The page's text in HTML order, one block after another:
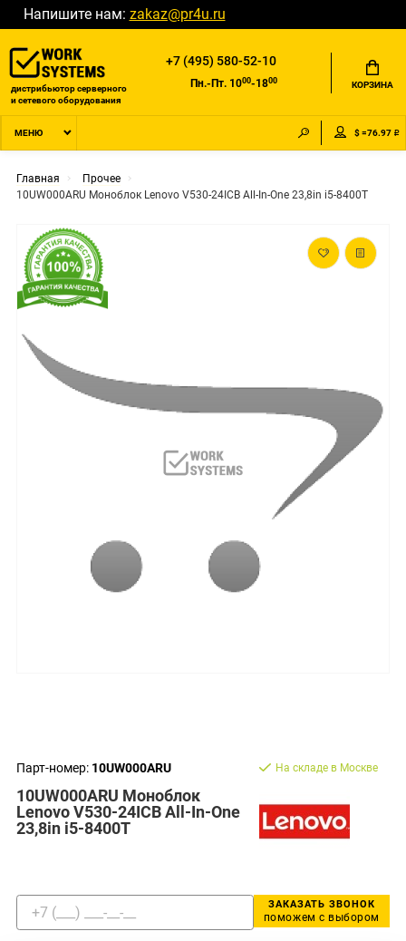
Напишите нам: zakaz@pr4u.ru
дистрибьютор серверного
и сетевого оборудования
+7 (495) 580-52-10
Пн.-Пт. 1000-1800 КОРЗИНА
МЕНЮ $ =76.97 ₽
Главная
Прочее
10UW000ARU Моноблок Lenovo V530-24ICB All-In-One 23,8in i5-8400T
Парт-номер: 10UW000ARU
10UW000ARU Моноблок
Lenovo V530-24ICB All-In-One
23,8in i5-8400T
На складе в Москве
ЗАКАЗАТЬ ЗВОНОК
поможем с выбором